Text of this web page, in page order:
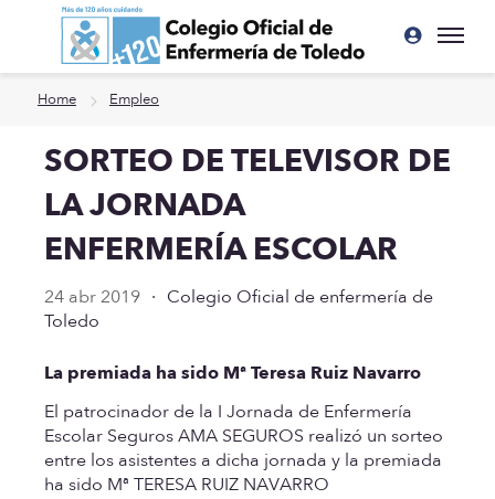
Ir a contenido principal
Home Empleo
SORTEO DE TELEVISOR DE
LA JORNADA
ENFERMERÍA ESCOLAR
24 abr 2019 · Colegio Oficial de enfermería de
Toledo
La premiada ha sido Mª Teresa Ruiz Navarro
El patrocinador de la I Jornada de Enfermería
Escolar Seguros AMA SEGUROS realizó un sorteo
entre los asistentes a dicha jornada y la premiada
ha sido Mª TERESA RUIZ NAVARRO